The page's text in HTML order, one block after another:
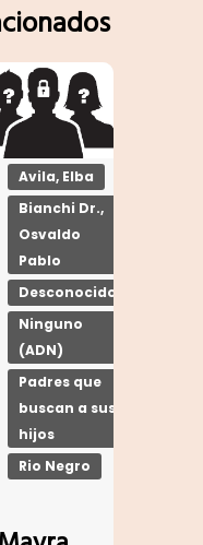
Avila, Elba
Bianchi Dr.,
Osvaldo
Pablo
Desconocido
Ninguno
(ADN)
Padres que
buscan a sus
hijos
Rio Negro